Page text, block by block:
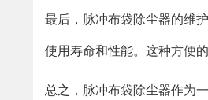
最后，脉冲布袋除尘器的维
使用寿命和性能。这种方便
总之，脉冲布袋除尘器作为